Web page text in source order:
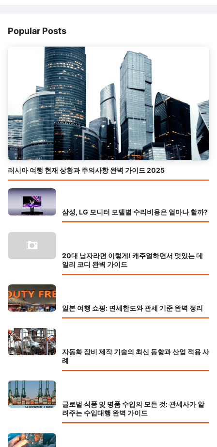
Popular Posts
러시아 여행 현재 상황과 주의사항 완벽 가이드 2025
삼성, LG 모니터 모델별 수리비용은 얼마나 할까?
20대 남자라면 이렇게! 캐주얼하면서 멋있는 데
일리 코디 완벽 가이드
일본 여행 쇼핑: 면세한도와 관세 기준 완벽 정리
자동화 장비 제작 기술의 최신 동향과 산업 적용 사
례
글로벌 식품 및 명품 수입의 모든 것: 관세사가 알
려주는 수입대행 완벽 가이드